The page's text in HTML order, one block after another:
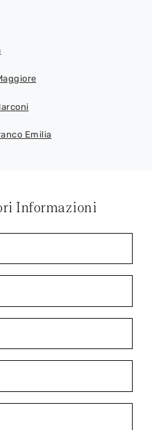
Emilia
Informazioni